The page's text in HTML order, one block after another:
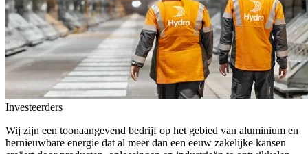
Investeerders
Wij zijn een toonaangevend bedrijf op het gebied van aluminium en
hernieuwbare energie dat al meer dan een eeuw zakelijke kansen